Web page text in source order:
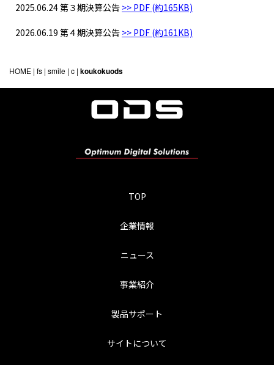
2025.06.24 第３期決算公告 >> PDF (約165KB)
2026.06.19 第４期決算公告 >> PDF (約161KB)
HOME | fs | smile | c | koukokuods
TOP
企業情報
ニュース
事業紹介
製品サポート
サイトについて